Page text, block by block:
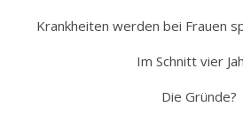
Krankheiten werden bei Frauen
Im Schnitt vier
Die Gründe?